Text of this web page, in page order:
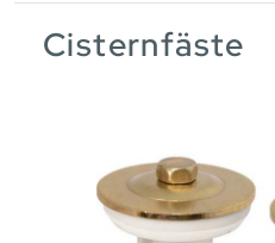
Cisternfäste